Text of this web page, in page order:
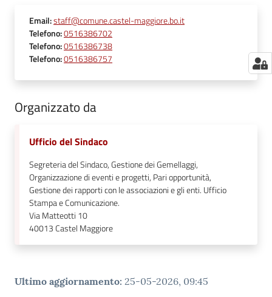
Email:staff@comune.castel-maggiore.bo.it
Telefono:0516386702
Telefono:0516386738
Telefono:0516386757
Organizzato da
Ufficio del Sindaco
Segreteria del Sindaco, Gestione dei Gemellaggi,
Organizzazione di eventi e progetti, Pari opportunità,
Gestione dei rapporti con le associazioni e gli enti. Ufficio
Stampa e Comunicazione.
Via Matteotti 10
40013Castel Maggiore
Ultimo aggiornamento: 25-05-2026, 09:45